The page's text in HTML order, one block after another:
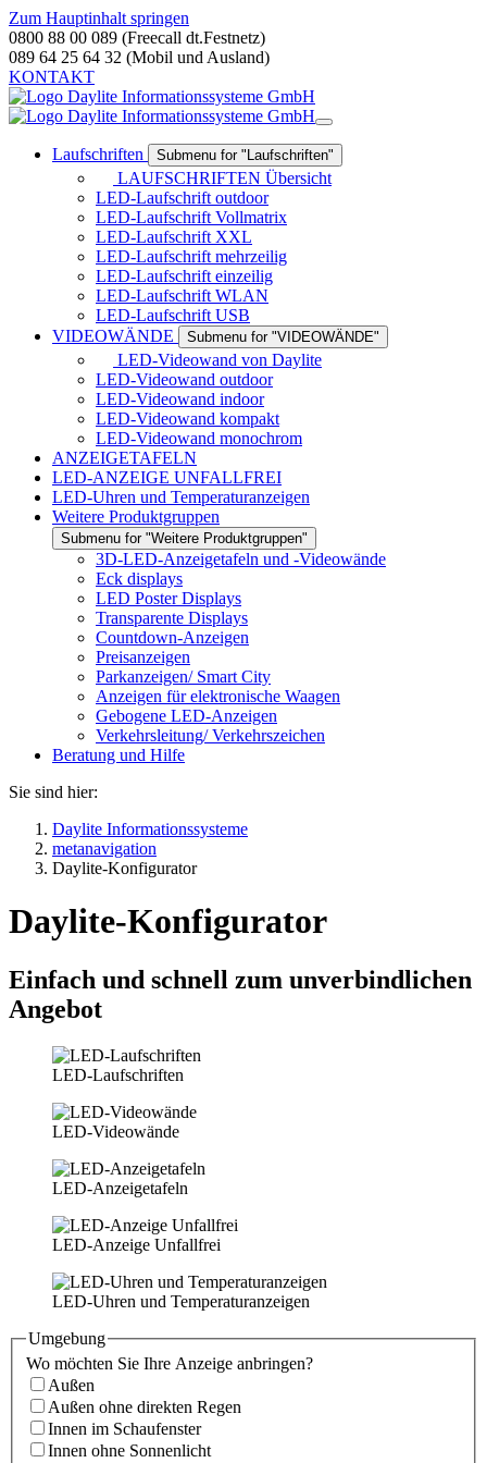
Zum Hauptinhalt springen
0800 88 00 089 (Freecall dt.Festnetz)
089 64 25 64 32 (Mobil und Ausland)
KONTAKT
Laufschriften Submenu for "Laufschriften"
LAUFSCHRIFTEN Übersicht
LED-Laufschrift outdoor
LED-Laufschrift Vollmatrix
LED-Laufschrift XXL
LED-Laufschrift mehrzeilig
LED-Laufschrift einzeilig
LED-Laufschrift WLAN
LED-Laufschrift USB
VIDEOWÄNDE
Submenu for "VIDEOWÄNDE"
LED-Videowand von Daylite
LED-Videowand outdoor
LED-Videowand indoor
LED-Videowand kompakt
LED-Videowand monochrom
ANZEIGETAFELN
LED-ANZEIGE UNFALLFREI
LED-Uhren und Temperaturanzeigen
Weitere Produktgruppen
Submenu for "Weitere Produktgruppen"
3D-LED-Anzeigetafeln und -Videowände
Eck displays
LED Poster Displays
Transparente Displays
Countdown-Anzeigen
Preisanzeigen
Parkanzeigen/ Smart City
Anzeigen für elektronische Waagen
Gebogene LED-Anzeigen
Verkehrsleitung/ Verkehrszeichen
Beratung und Hilfe
Sie sind hier:
Daylite Informationssysteme
metanavigation
Daylite-Konfigurator
Daylite-Konfigurator
Einfach und schnell zum unverbindlichen
Angebot
LED-Laufschriften
LED-Videowände
LED-Anzeigetafeln
LED-Anzeige Unfallfrei
LED-Uhren und Temperaturanzeigen
Umgebung
Wo möchten Sie Ihre Anzeige anbringen?
Außen
Außen ohne direkten Regen
Innen im Schaufenster
Innen ohne Sonnenlicht